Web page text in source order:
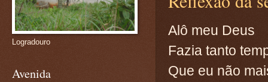
Alô meu Deus
Fazia tanto
Que eu não
Logradouro
Avenida